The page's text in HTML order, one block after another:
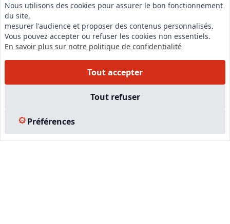
Nous utilisons des cookies pour assurer le bon fonctionnement
du site,
mesurer l'audience et proposer des contenus personnalisés.
Vous pouvez accepter ou refuser les cookies non essentiels.
En savoir plus sur notre politique de confidentialité
Tout accepter
Tout refuser
Préférences
LinkedIn
Instagram
Facebook
EN SAVOIR PLUS
Formations
Nous rejoindre